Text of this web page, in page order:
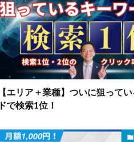
【エリア＋業種】ついに狙って
ドで検索1位！